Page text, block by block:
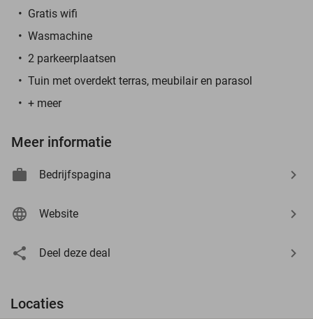
Gratis wifi
Wasmachine
2 parkeerplaatsen
Tuin met overdekt terras, meubilair en parasol
+ meer
Meer informatie
Bedrijfspagina
Website
Deel deze deal
Locaties